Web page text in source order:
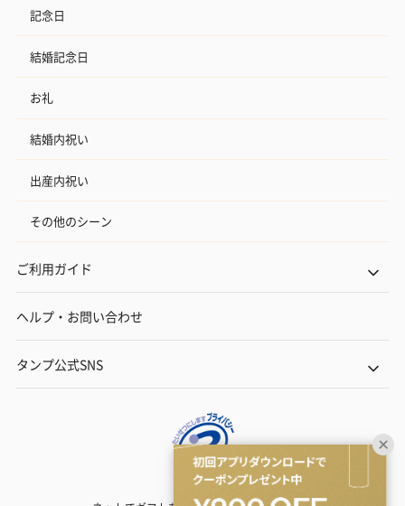
記念日
結婚記念日
お礼
結婚内祝い
出産内祝い
その他のシーン
ご利用ガイド
ヘルプ・お問い合わせ
タンプ公式SNS